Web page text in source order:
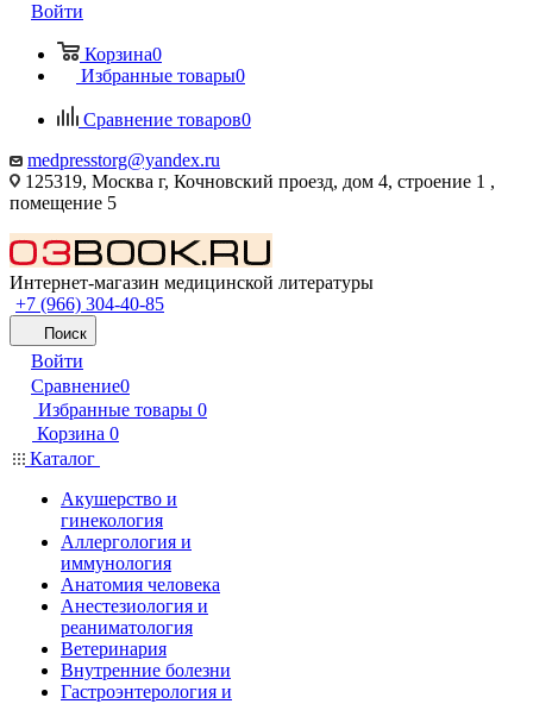
Войти
Корзина0
Избранные товары0
Сравнение товаров0
medpresstorg@yandex.ru
125319, Москва г, Кочновский проезд, дом 4, строение 1 ,
помещение 5
Интернет-магазин медицинской литературы
+7 (966) 304-40-85
Поиск
Войти
Сравнение0
Избранные товары 0
Корзина 0
Каталог
Акушерство и
гинекология
Аллергология и
иммунология
Анатомия человека
Анестезиология и
реаниматология
Ветеринария
Внутренние болезни
Гастроэнтерология и